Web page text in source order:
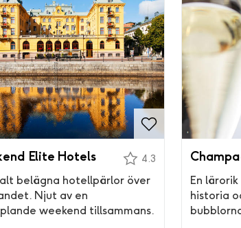
Elite Hotels 4.3
belägna hotellpärlor över
Njut av en
weekend tillsammans.
En
historia